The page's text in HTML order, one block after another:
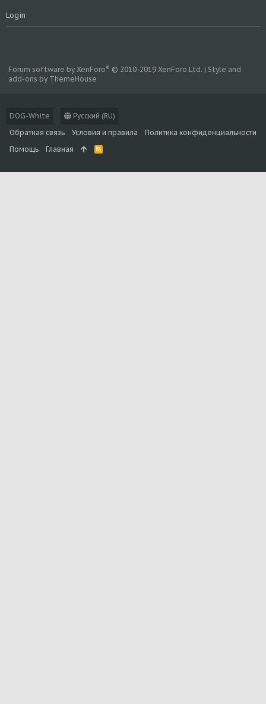
Login
DOG-White
Русский (RU)
Обратная связь
Условия и правила
Политика конфиденциальности
Помощь
Главная
R
S
Forum software by XenForo® © 2010-2019 XenForo Ltd. | Style and
add-ons by ThemeHouse